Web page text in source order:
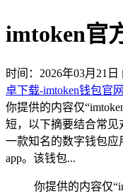
imtoken官
时间：2026年03月21日
卓下载-imtoken钱包官
你提供的内容仅
短，以下摘要结合常见
一款知名的数字钱包
app。该钱包...
你提供的内容仅